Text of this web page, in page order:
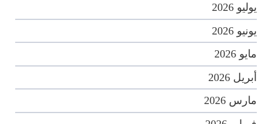
يوليو 2026
يونيو 2026
مايو 2026
أبريل 2026
مارس 2026